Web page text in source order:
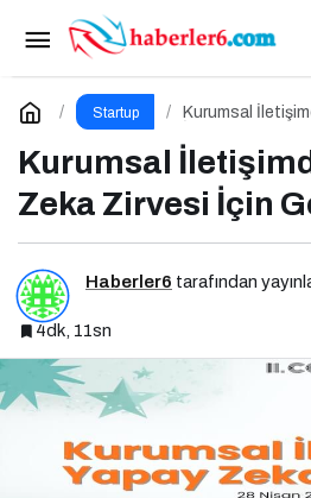
Startup
Kurumsal
Kurumsal
Zeka Zirvesi İçin
Haberler6 tarafından
4dk, 11sn
Cursor Skandalı: 50
Açık Kaynağı Gizleyince Ne Oldu?
Yorum Yap